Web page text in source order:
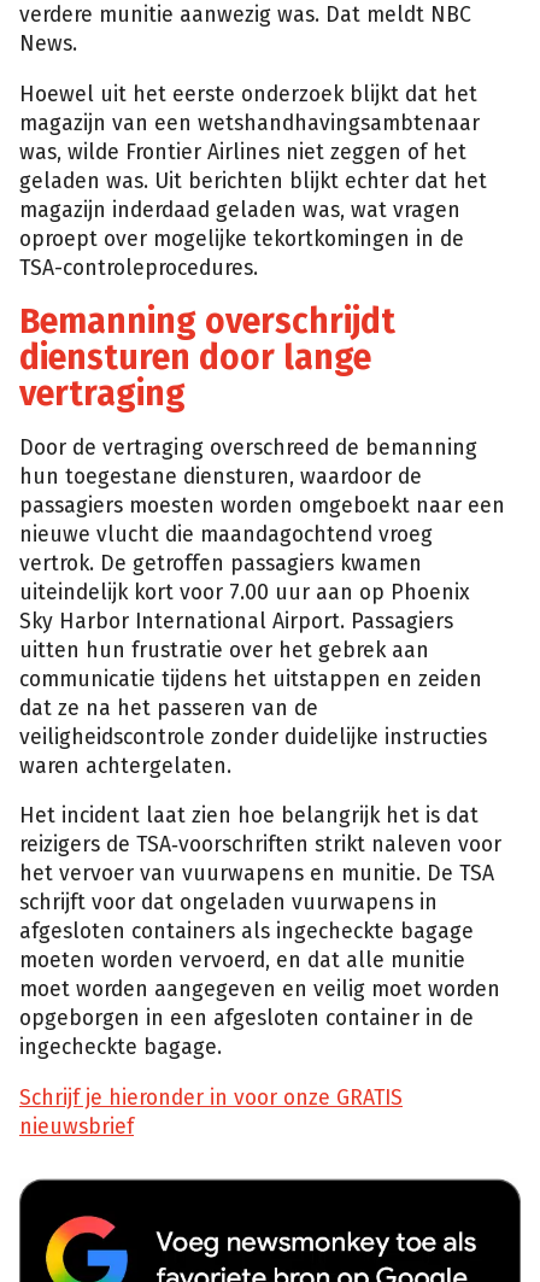
verdere munitie aanwezig was. Dat meldt NBC
News.
Hoewel uit het eerste onderzoek blijkt dat het
magazijn van een wetshandhavingsambtenaar
was, wilde Frontier Airlines niet zeggen of het
geladen was. Uit berichten blijkt echter dat het
magazijn inderdaad geladen was, wat vragen
oproept over mogelijke tekortkomingen in de
TSA-controleprocedures.
Bemanning overschrijdt
diensturen door lange
vertraging
Door de vertraging overschreed de bemanning
hun toegestane diensturen, waardoor de
passagiers moesten worden omgeboekt naar een
nieuwe vlucht die maandagochtend vroeg
vertrok. De getroffen passagiers kwamen
uiteindelijk kort voor 7.00 uur aan op Phoenix
Sky Harbor International Airport. Passagiers
uitten hun frustratie over het gebrek aan
communicatie tijdens het uitstappen en zeiden
dat ze na het passeren van de
veiligheidscontrole zonder duidelijke instructies
waren achtergelaten.
Het incident laat zien hoe belangrijk het is dat
reizigers de TSA‑voorschriften strikt naleven voor
het vervoer van vuurwapens en munitie. De TSA
schrijft voor dat ongeladen vuurwapens in
afgesloten containers als ingecheckte bagage
moeten worden vervoerd, en dat alle munitie
moet worden aangegeven en veilig moet worden
opgeborgen in een afgesloten container in de
ingecheckte bagage.
Schrijf je hieronder in voor onze GRATIS
nieuwsbrief